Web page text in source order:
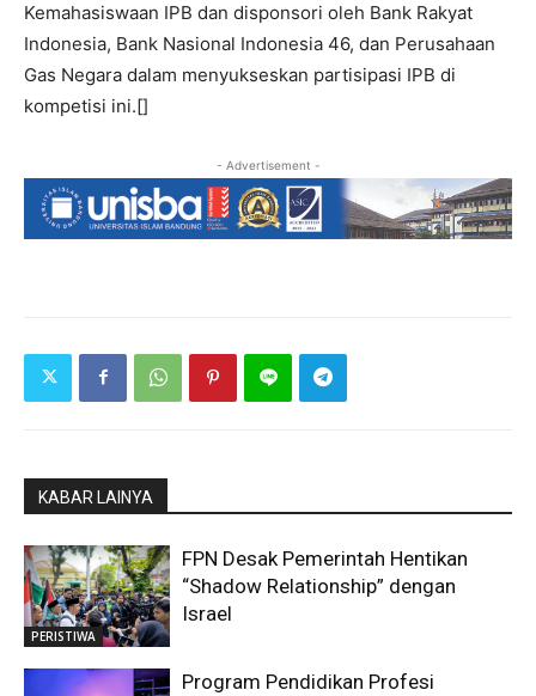
Kemahasiswaan IPB dan disponsori oleh Bank Rakyat
Indonesia, Bank Nasional Indonesia 46, dan Perusahaan
Gas Negara dalam menyukseskan partisipasi IPB di
kompetisi ini.[]
- Advertisement -
KABAR LAINYA
PERISTIWA
FPN Desak Pemerintah Hentikan
“Shadow Relationship” dengan
Israel
Program Pendidikan Profesi